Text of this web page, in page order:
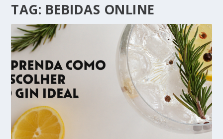
TAG: BEBIDAS ONLINE